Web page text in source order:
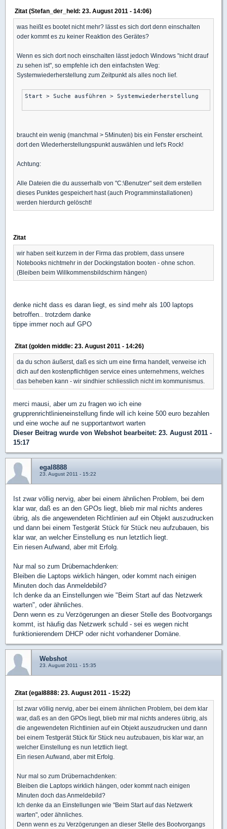
Zitat (Stefan_der_held: 23. August 2011 - 14:06)
was heißt es bootet nicht mehr? lässt es sich dort denn einschalten
oder kommt es zu keiner Reaktion des Gerätes?
Wenn es sich dort noch einschalten lässt jedoch Windows "nicht drauf
zu sehen ist", so empfehle ich den einfachsten Weg:
Systemwiederherstellung zum Zeitpunkt als alles noch lief.
Start > Suche ausführen > Systemwiederherstellung
braucht ein wenig (manchmal > 5Minuten) bis ein Fenster erscheint.
dort den Wiederherstellungspunkt auswählen und let's Rock!
Achtung:
Alle Dateien die du ausserhalb von "C:\Benutzer" seit dem erstellen
dieses Punktes gespeichert hast (auch Programminstallationen)
werden hierdurch gelöscht!
Zitat
wir haben seit kurzem in der Firma das problem, dass unsere
Notebooks nichtmehr in der Dockingstation booten - ohne schon.
(Bleiben beim Willkommensbildschirm hängen)
denke nicht dass es daran liegt, es sind mehr als 100 laptops
betroffen.. trotzdem danke
tippe immer noch auf GPO
Zitat (golden middle: 23. August 2011 - 14:26)
da du schon äußerst, daß es sich um eine firma handelt, verweise ich
dich auf den kostenpflichtigen service eines unternehmens, welches
das beheben kann - wir sindhier schliesslich nicht im kommunismus.
merci mausi, aber um zu fragen wo ich eine
grupprenrichtlinieneinstellung finde will ich keine 500 euro bezahlen
und eine woche auf ne supportantwort warten
Dieser Beitrag wurde von Webshotbearbeitet: 23. August 2011 -
15:17
egal8888
23. August 2011 - 15:22
Ist zwar völlig nervig, aber bei einem ähnlichen Problem, bei dem
klar war, daß es an den GPOs liegt, blieb mir mal nichts anderes
übrig, als die angewendeten Richtlinien auf ein Objekt auszudrucken
und dann bei einem Testgerät Stück für Stück neu aufzubauen, bis
klar war, an welcher Einstellung es nun letztlich liegt.
Ein riesen Aufwand, aber mit Erfolg.
Nur mal so zum Drübernachdenken:
Bleiben die Laptops wirklich hängen, oder kommt nach einigen
Minuten doch das Anmeldebild?
Ich denke da an Einstellungen wie "Beim Start auf das Netzwerk
warten", oder ähnliches.
Denn wenn es zu Verzögerungen an dieser Stelle des Bootvorgangs
kommt, ist häufig das Netzwerk schuld - sei es wegen nicht
funktionierendem DHCP oder nicht vorhandener Domäne.
Webshot
23. August 2011 - 15:35
Zitat (egal8888: 23. August 2011 - 15:22)
Ist zwar völlig nervig, aber bei einem ähnlichen Problem, bei dem klar
war, daß es an den GPOs liegt, blieb mir mal nichts anderes übrig, als
die angewendeten Richtlinien auf ein Objekt auszudrucken und dann
bei einem Testgerät Stück für Stück neu aufzubauen, bis klar war, an
welcher Einstellung es nun letztlich liegt.
Ein riesen Aufwand, aber mit Erfolg.
Nur mal so zum Drübernachdenken:
Bleiben die Laptops wirklich hängen, oder kommt nach einigen
Minuten doch das Anmeldebild?
Ich denke da an Einstellungen wie "Beim Start auf das Netzwerk
warten", oder ähnliches.
Denn wenn es zu Verzögerungen an dieser Stelle des Bootvorgangs